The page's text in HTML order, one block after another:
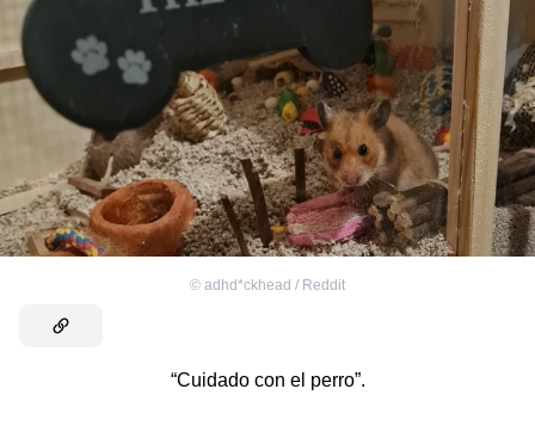
© adhd*ckhead / Reddit
“Cuidado con el perro”.